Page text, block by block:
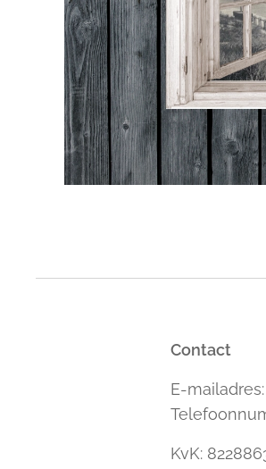
Contact
E-
KvK: